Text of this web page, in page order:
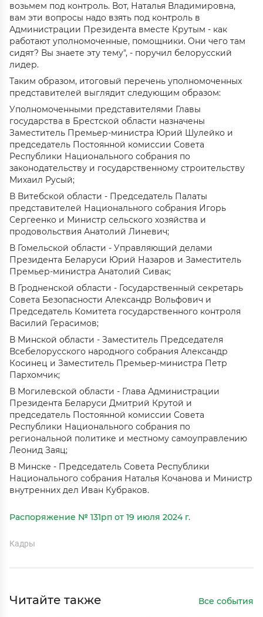
возьмем под контроль. Вот, Наталья Владимировна,
вам эти вопросы надо взять под контроль в
Администрации Президента вместе Крутым - как
работают уполномоченные, помощники. Они чего там
сидят? Вы знаете эту тему", - поручил белорусский
лидер.
Таким образом, итоговый перечень уполномоченных
представителей выглядит следующим образом:
Уполномоченными представителями Главы
государства в Брестской области назначены
Заместитель Премьер-министра Юрий Шулейко и
председатель Постоянной комиссии Совета
Республики Национального собрания по
законодательству и государственному строительству
Михаил Русый;
В Витебской области - Председатель Палаты
представителей Национального собрания Игорь
Сергеенко и Министр сельского хозяйства и
продовольствия Анатолий Линевич;
В Гомельской области - Управляющий делами
Президента Беларуси Юрий Назаров и Заместитель
Премьер-министра Анатолий Сивак;
В Гродненской области - Государственный секретарь
Совета Безопасности Александр Вольфович и
Председатель Комитета государственного контроля
Василий Герасимов;
В Минской области - Заместитель Председателя
Всебелорусского народного собрания Александр
Косинец и Заместитель Премьер-министра Петр
Пархомчик;
В Могилевской области - Глава Администрации
Президента Беларуси Дмитрий Крутой и
председатель Постоянной комиссии Совета
Республики Национального собрания по
региональной политике и местному самоуправлению
Леонид Заяц;
В Минске - Председатель Совета Республики
Национального собрания Наталья Кочанова и Министр
внутренних дел Иван Кубраков.
Распоряжение № 131рп от 19 июля 2024 г.
Кадры
Читайте также Все события